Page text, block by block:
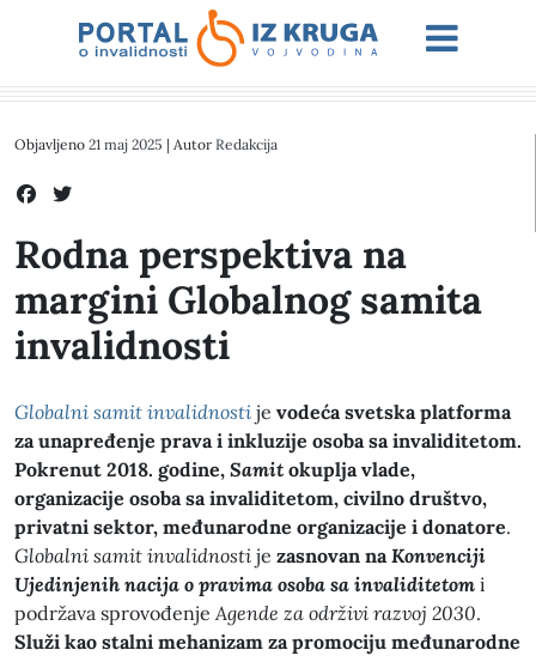
Objavljeno 21 maj 2025 | Autor Redakcija
Rodna perspektiva na
margini Globalnog samita
invalidnosti
Globalni samit invalidnosti je vodeća svetska platforma
za unapređenje prava i inkluzije osoba sa invaliditetom.
Pokrenut 2018. godine, Samit okuplja vlade,
organizacije osoba sa invaliditetom, civilno društvo,
privatni sektor, međunarodne organizacije i donatore.
Globalni samit invalidnosti je zasnovan naKonvenciji
Ujedinjenih nacija o pravima osoba sa invaliditetom i
podržava sprovođenjeAgende za održivi razvoj 2030.
Služi kao stalni mehanizam za promociju međunarodne